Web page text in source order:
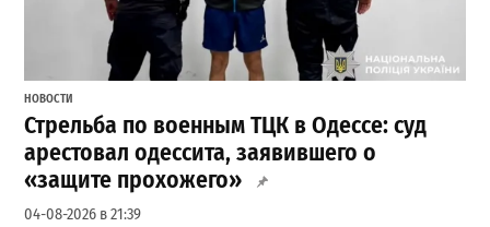
НОВОСТИ
Стрельба по военным ТЦК в Одессе: суд
арестовал одессита, заявившего о
«защите прохожего»
04-08-2026 в 21:39